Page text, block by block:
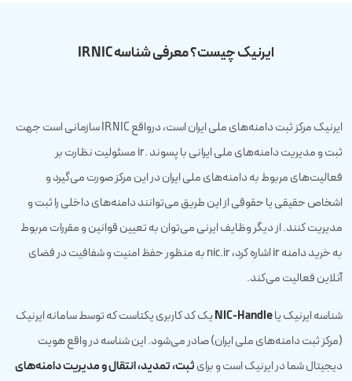
ایرنیک چیست؟ معرفی شناسه IRNIC
ایرنیک مرکز ثبت دامنه‌های ملی ایران است، درواقع IRNIC سازمانی است جهت
ثبت و مدیریت دامنه‌های ملی ایرانی با پسوند .ir مسئولیت نظارت بر
فعالیت‌های مربوط به دامنه‌های ملی ایران در این مرکز صورت می‌گیرد و
اشخاص حقیقی یا حقوقی از این طریق می‌توانند دامنه‌های داخلی را ثبت و
مدیریت کنند. از دیگر وظایف ایرنی می‌توان به تعیین قوانین و مقررات مربوط
به خرید دامنه‌ ir اشاره کرد، nic.ir به منظور حفظ امنیت و شفافیت در فضای
آنلاین فعالیت می‌کند.
شناسه ایرنیک یاNIC-Handleیک کد کاربری یکتاست که توسط سامانه ایرنیک
(مرکز ثبت دامنه‌های ملی ایران) صادر می‌شود. این شناسه در واقع هویت
دیجیتال شما در ایرنیک است و برایثبت، تمدید، انتقال و مدیریت دامنه‌های